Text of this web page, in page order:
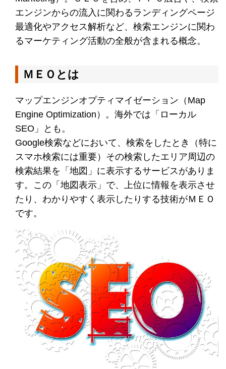
エンジンからの流入に関わるランディングページ
最適化やアクセス解析など、検索エンジンに関わ
るマーケティング活動の全般が含まれる概念。
ＭＥＯとは
マップエンジンオプティマイゼーション（Map
Engine Optimization）。海外では「ローカル
SEO」とも。
Google検索などにおいて、検索をしたとき（特に
スマホ検索には重要）その検索したエリア周辺の
検索結果を「地図」に表示するサービスがありま
す。この「地図表示」で、上位に情報を表示させ
たり、わかりやすく表示したりする技術がＭＥＯ
です。